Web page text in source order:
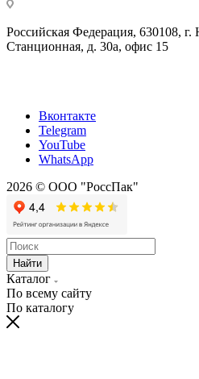
Российская Федерация, 630108, г.
Станционная, д. 30а, офис 15
Вконтакте
Telegram
YouTube
WhatsApp
2026 © ООО "РоссПак"
Найти
Каталог
По всему сайту
По каталогу